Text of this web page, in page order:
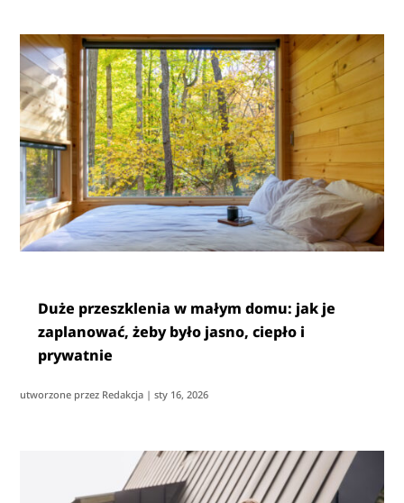
Duże przeszklenia w małym domu: jak je
zaplanować, żeby było jasno, ciepło i
prywatnie
utworzone przez Redakcja |sty 16, 2026